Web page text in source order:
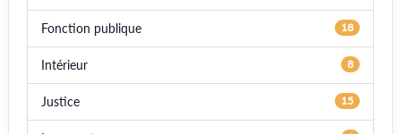
Fonction publique 18
Intérieur 8
Justice 15